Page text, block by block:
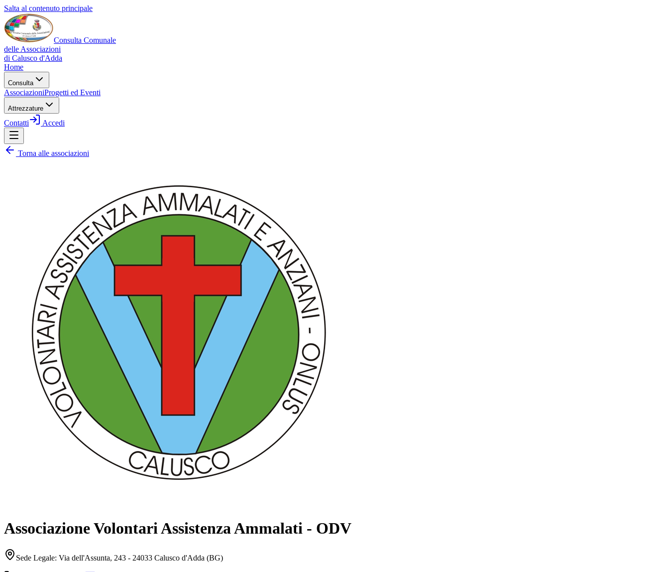
Salta al contenuto principale
Consulta Comunale
delle Associazioni
di Calusco d'Adda
Home
Consulta
AssociazioniProgetti ed Eventi
Attrezzature
Contatti Accedi
Torna alle associazioni
Associazione Volontari Assistenza Ammalati - ODV
Sede Legale: Via dell'Assunta, 243 - 24033 Calusco d'Adda (BG)